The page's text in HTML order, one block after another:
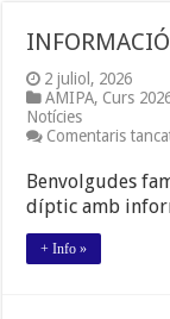
2 juliol, 2026
AMIPA, Curs
Notícies
Comentaris
Benvolgudes
díptic amb
+ Info »